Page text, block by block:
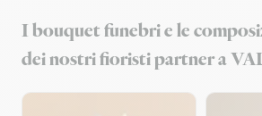
I bouquet funebri e le
dei nostri fioristi partner a